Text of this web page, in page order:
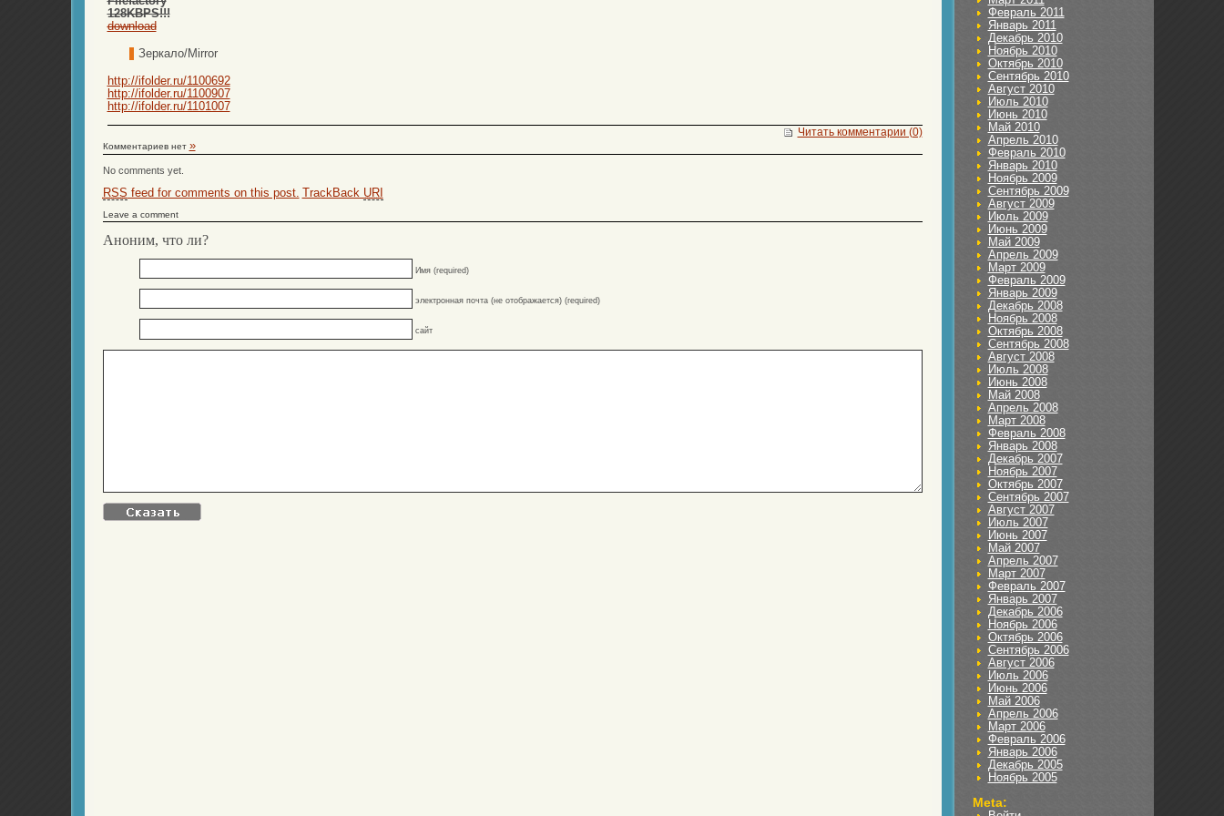
128KBPS!!!
download
Зеркало/Mirror
http://ifolder.ru/1100692
http://ifolder.ru/1100907
http://ifolder.ru/1101007
Читать комментарии (0)
Комментариев нет »
No comments yet.
RSS feed for comments on this post. TrackBack URI
Leave a comment
Аноним, что ли?
Имя (required)
электронная почта (не отображается) (required)
сайт
Февраль 2011
Январь 2011
Декабрь 2010
Ноябрь 2010
Октябрь 2010
Сентябрь 2010
Август 2010
Июль 2010
Июнь 2010
Май 2010
Апрель 2010
Февраль 2010
Январь 2010
Ноябрь 2009
Сентябрь 2009
Август 2009
Июль 2009
Июнь 2009
Май 2009
Апрель 2009
Март 2009
Февраль 2009
Январь 2009
Декабрь 2008
Ноябрь 2008
Октябрь 2008
Сентябрь 2008
Август 2008
Июль 2008
Июнь 2008
Май 2008
Апрель 2008
Март 2008
Февраль 2008
Январь 2008
Декабрь 2007
Ноябрь 2007
Октябрь 2007
Сентябрь 2007
Август 2007
Июль 2007
Июнь 2007
Май 2007
Апрель 2007
Март 2007
Февраль 2007
Январь 2007
Декабрь 2006
Ноябрь 2006
Октябрь 2006
Сентябрь 2006
Август 2006
Июль 2006
Июнь 2006
Май 2006
Апрель 2006
Март 2006
Февраль 2006
Январь 2006
Декабрь 2005
Ноябрь 2005
Meta: